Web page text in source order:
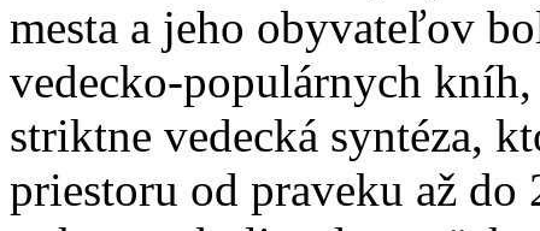
mesta a jeho obyvateľov
vedecko-populárnych
striktne vedecká syntéza,
priestoru od praveku až